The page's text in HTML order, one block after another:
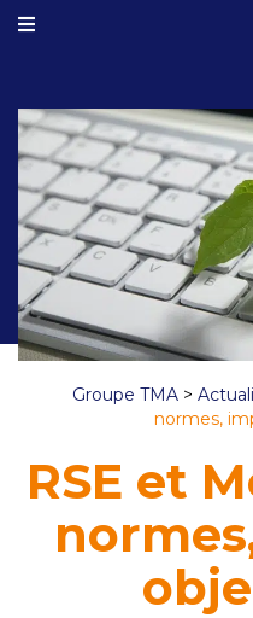
Groupe TMA >
normes,
RSE et